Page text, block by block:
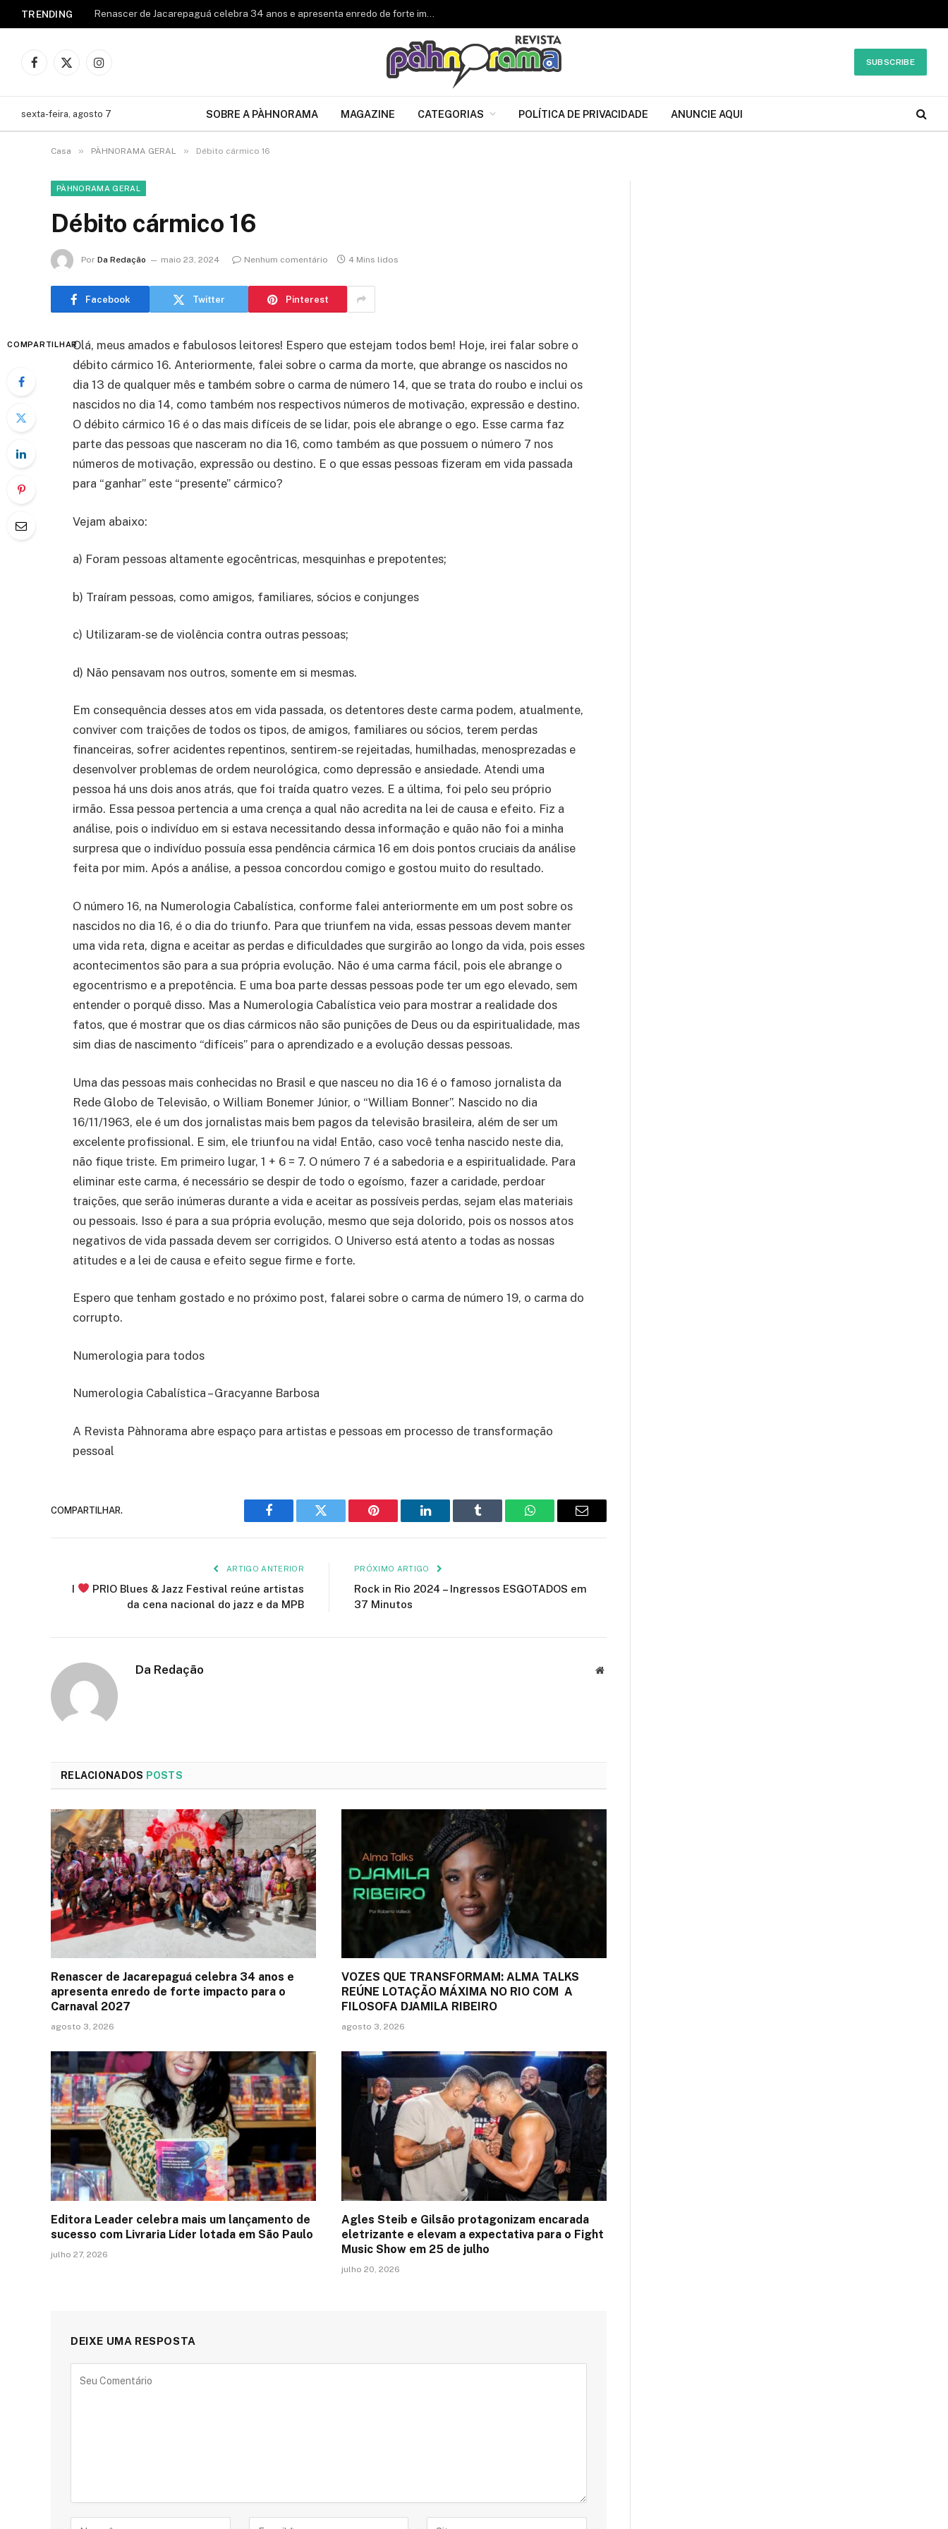
TRENDING Renascer de Jacarepaguá celebra 34 anos e apresenta enredo de forte impacto para o Carnaval 2027
Facebook
X
Instagram
SUBSCRIBE
sexta-feira, agosto 7 SOBRE A PÀHNORAMA MAGAZINE CATEGORIAS POLÍTICA DE PRIVACIDADE ANUNCIE AQUI
Casa » PÀHNORAMA GERAL » Débito cármico 16
PÀHNORAMA GERAL
Débito cármico 16
Por Da Redação maio 23, 2024 Nenhum comentário 4 Mins lidos
Facebook Twitter Pinterest
COMPARTILHAROlá, meus amados e fabulosos leitores! Espero que estejam todos bem! Hoje, irei falar sobre o
débito cármico 16. Anteriormente, falei sobre o carma da morte, que abrange os nascidos no
dia 13 de qualquer mês e também sobre o carma de número 14, que se trata do roubo e inclui os
nascidos no dia 14, como também nos respectivos números de motivação, expressão e destino.
O débito cármico 16 é o das mais difíceis de se lidar, pois ele abrange o ego. Esse carma faz
parte das pessoas que nasceram no dia 16, como também as que possuem o número 7 nos
números de motivação, expressão ou destino. E o que essas pessoas fizeram em vida passada
para “ganhar” este “presente” cármico?
Vejam abaixo:
a) Foram pessoas altamente egocêntricas, mesquinhas e prepotentes;
b) Traíram pessoas, como amigos, familiares, sócios e conjunges
c) Utilizaram-se de violência contra outras pessoas;
d) Não pensavam nos outros, somente em si mesmas.
Em consequência desses atos em vida passada, os detentores deste carma podem, atualmente,
conviver com traições de todos os tipos, de amigos, familiares ou sócios, terem perdas
financeiras, sofrer acidentes repentinos, sentirem-se rejeitadas, humilhadas, menosprezadas e
desenvolver problemas de ordem neurológica, como depressão e ansiedade. Atendi uma
pessoa há uns dois anos atrás, que foi traída quatro vezes. E a última, foi pelo seu próprio
irmão. Essa pessoa pertencia a uma crença a qual não acredita na lei de causa e efeito. Fiz a
análise, pois o indivíduo em si estava necessitando dessa informação e quão não foi a minha
surpresa que o indivíduo possuía essa pendência cármica 16 em dois pontos cruciais da análise
feita por mim. Após a análise, a pessoa concordou comigo e gostou muito do resultado.
O número 16, na Numerologia Cabalística, conforme falei anteriormente em um post sobre os
nascidos no dia 16, é o dia do triunfo. Para que triunfem na vida, essas pessoas devem manter
uma vida reta, digna e aceitar as perdas e dificuldades que surgirão ao longo da vida, pois esses
acontecimentos são para a sua própria evolução. Não é uma carma fácil, pois ele abrange o
egocentrismo e a prepotência. E uma boa parte dessas pessoas pode ter um ego elevado, sem
entender o porquê disso. Mas a Numerologia Cabalística veio para mostrar a realidade dos
fatos, que é mostrar que os dias cármicos não são punições de Deus ou da espiritualidade, mas
sim dias de nascimento “difíceis” para o aprendizado e a evolução dessas pessoas.
Uma das pessoas mais conhecidas no Brasil e que nasceu no dia 16 é o famoso jornalista da
Rede Globo de Televisão, o William Bonemer Júnior, o “William Bonner”. Nascido no dia
16/11/1963, ele é um dos jornalistas mais bem pagos da televisão brasileira, além de ser um
excelente profissional. E sim, ele triunfou na vida! Então, caso você tenha nascido neste dia,
não fique triste. Em primeiro lugar, 1 + 6 = 7. O número 7 é a sabedoria e a espiritualidade. Para
eliminar este carma, é necessário se despir de todo o egoísmo, fazer a caridade, perdoar
traições, que serão inúmeras durante a vida e aceitar as possíveis perdas, sejam elas materiais
ou pessoais. Isso é para a sua própria evolução, mesmo que seja dolorido, pois os nossos atos
negativos de vida passada devem ser corrigidos. O Universo está atento a todas as nossas
atitudes e a lei de causa e efeito segue firme e forte.
Espero que tenham gostado e no próximo post, falarei sobre o carma de número 19, o carma do
corrupto.
Numerologia para todos
Numerologia Cabalística – Gracyanne Barbosa
A Revista Pàhnorama abre espaço para artistas e pessoas em processo de transformação
pessoal
COMPARTILHAR.
Facebook Twitter Pinterest LinkedIn Tumblr WhatsAppE-
ARTIGO ANTERIOR
I
PRIO Blues & Jazz Festival reúne artistas
da cena nacional do jazz e da MPB
PRÓXIMO ARTIGO
Rock in Rio 2024 – Ingressos ESGOTADOS em
37 Minutos
Da Redação Site
RELACIONADOS POSTS
Renascer de Jacarepaguá celebra 34 anos e
apresenta enredo de forte impacto para o
Carnaval 2027
agosto 3, 2026
VOZES QUE TRANSFORMAM: ALMA TALKS
REÚNE LOTAÇÃO MÁXIMA NO RIO COM A
FILOSOFA DJAMILA RIBEIRO
agosto 3, 2026
Editora Leader celebra mais um lançamento de
sucesso com Livraria Líder lotada em São Paulo
julho 27, 2026
Agles Steib e Gilsão protagonizam encarada
eletrizante e elevam a expectativa para o Fight
Music Show em 25 de julho
julho 20, 2026
DEIXE UMA RESPOSTA